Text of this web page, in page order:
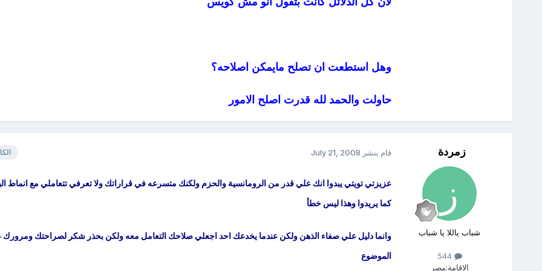
وهل استطعت ان تصلح مايمكن اصلاحه؟
حاولت والحمد لله قدرت اصلح الامور
زمردة
شباب ياللا يا شباب
544
الإقامة:مصر
قام بنشر July 21, 2008
عزيزتي تويتي يبدوا انك علي قدر من الرومانسية والحزم ولكنك متسرعه في قراراتك ولا تعرفي تتعاملي مع انماط
كما يريدوا وهذا ليس خطأ
وانما دليل علي صفاء الذهن ولكن عندما يخدعك احد اجعلي صلاحك التعامل معه ولكن بحذر شكر لصراحتك
الموضوع